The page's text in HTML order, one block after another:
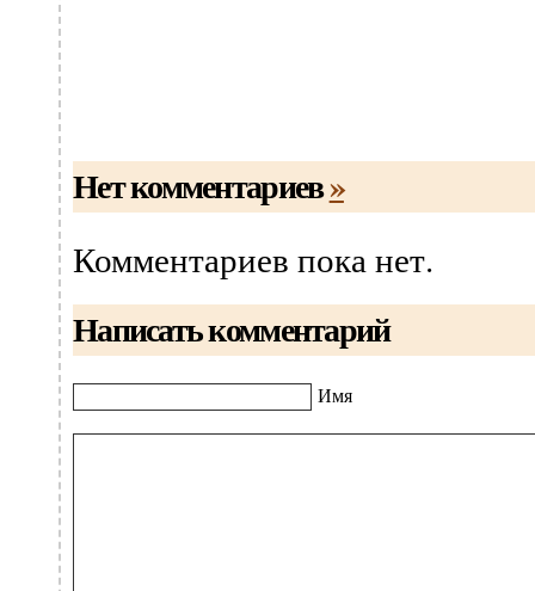
Нет комментариев»
Комментариев пока нет.
Написать комментарий
Имя